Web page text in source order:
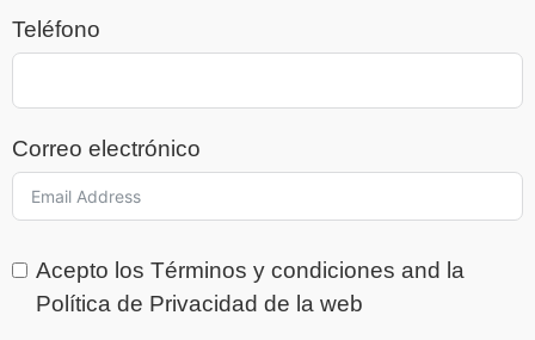
Teléfono
Correo electrónico
Acepto los Términos y condiciones and la
Política de Privacidad de la web